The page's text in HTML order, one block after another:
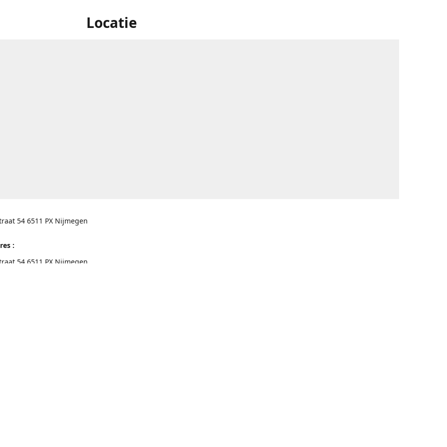
Locatie
54 6511 PX Nijmegen
:
54 6511 PX Nijmegen